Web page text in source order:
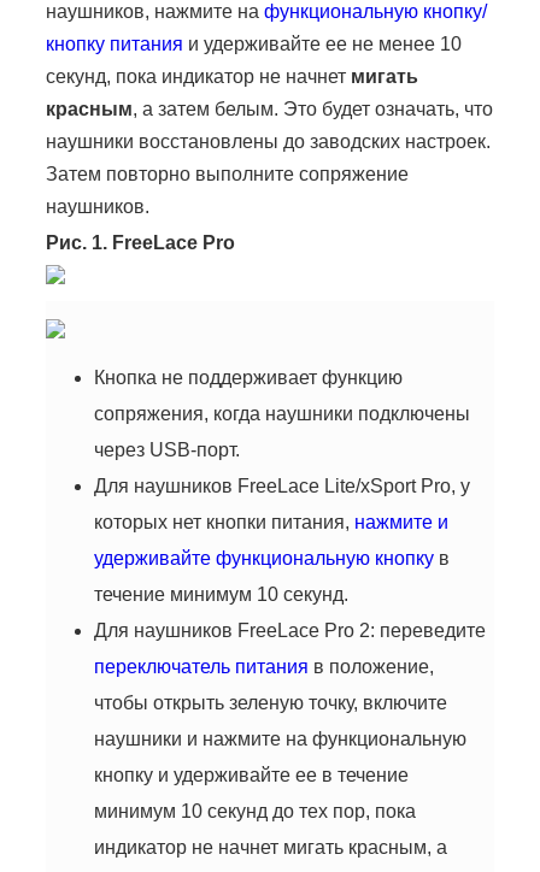
наушников, нажмите нафункциональную кнопку/
кнопку питания и удерживайте ее не менее 10
секунд, пока индикатор не начнет мигать
красным, а затем белым. Это будет означать, что
наушники восстановлены до заводских настроек.
Затем повторно выполните сопряжение
наушников.
Рис. 1. FreeLace Pro
Кнопка не поддерживает функцию
сопряжения, когда наушники подключены
через USB-порт.
Для наушников FreeLace Lite/xSport Pro, у
которых нет кнопки питания, нажмите и
удерживайте функциональную кнопку в
течение минимум 10 секунд.
Для наушников FreeLace Pro 2: переведите
переключатель питания в положение,
чтобы открыть зеленую точку, включите
наушники и нажмите на функциональную
кнопку и удерживайте ее в течение
минимум 10 секунд до тех пор, пока
индикатор не начнет мигать красным, а